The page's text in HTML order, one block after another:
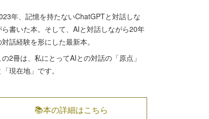
年、記憶を持たないChatGPTと対話しな
ら書いた本。そして、AIと対話しながら20年
話経験を形にした最新本。
の2冊は、私にとってAIとの対話の「原点」
「現在地」です。
📚本の詳細はこちら